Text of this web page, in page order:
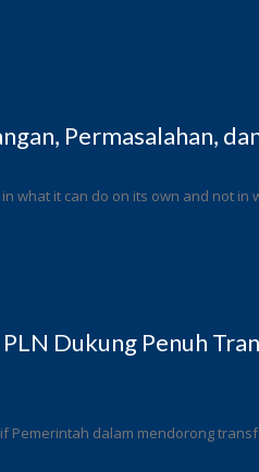
Permasalahan,
what it can do on its own and not in
Dukung Penuh
Pemerintah dalam mendorong